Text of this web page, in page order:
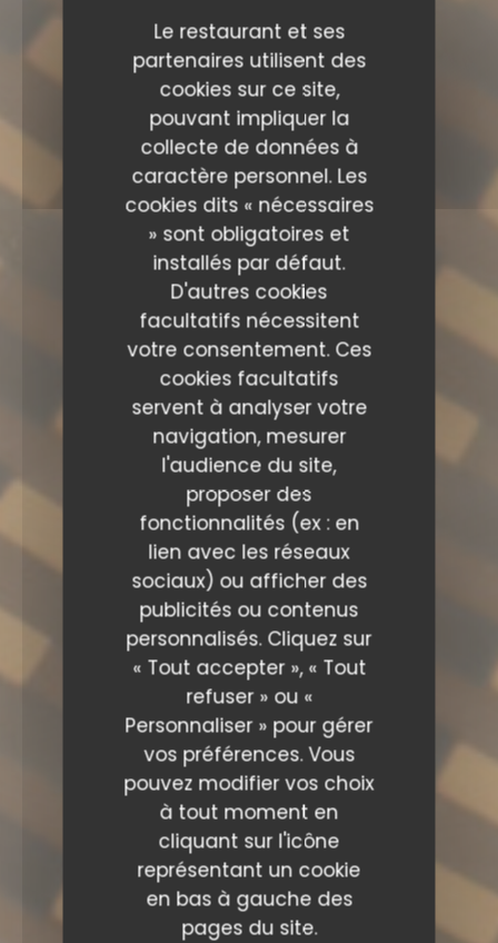
Le restaurant et ses
partenaires utilisent des
cookies sur ce site,
pouvant impliquer la
collecte de données à
caractère personnel. Les
cookies dits « nécessaires
» sont obligatoires et
installés par défaut.
D'autres cookies
facultatifs nécessitent
votre consentement. Ces
cookies facultatifs
servent à analyser votre
navigation, mesurer
l'audience du site,
proposer des
fonctionnalités (ex : en
lien avec les réseaux
sociaux) ou afficher des
publicités ou contenus
personnalisés. Cliquez sur
« Tout accepter », « Tout
refuser » ou «
Personnaliser » pour gérer
vos préférences. Vous
pouvez modifier vos choix
à tout moment en
cliquant sur l'icône
représentant un cookie
en bas à gauche des
pages du site.